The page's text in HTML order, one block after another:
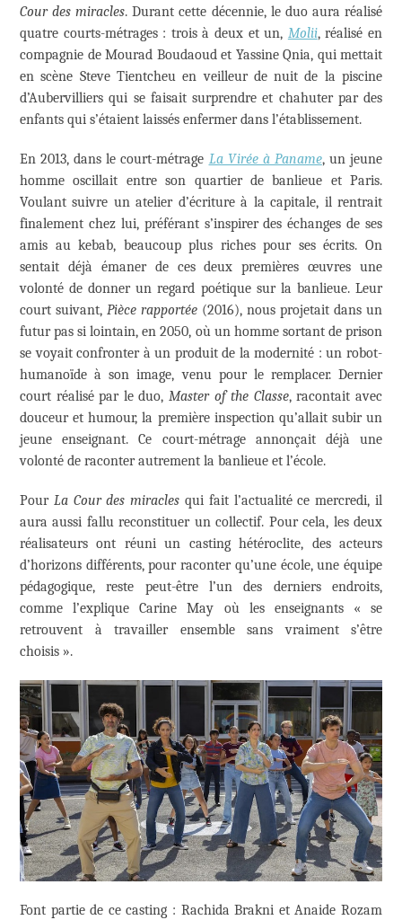
Cour des miracles. Durant cette décennie, le duo aura réalisé
quatre courts-métrages : trois à deux et un, Molii, réalisé en
compagnie de Mourad Boudaoud et Yassine Qnia, qui mettait
en scène Steve Tientcheu en veilleur de nuit de la piscine
d’Aubervilliers qui se faisait surprendre et chahuter par des
enfants qui s’étaient laissés enfermer dans l’établissement.
En 2013, dans le court-métrage La Virée à Paname, un jeune
homme oscillait entre son quartier de banlieue et Paris.
Voulant suivre un atelier d’écriture à la capitale, il rentrait
finalement chez lui, préférant s’inspirer des échanges de ses
amis au kebab, beaucoup plus riches pour ses écrits. On
sentait déjà émaner de ces deux premières œuvres une
volonté de donner un regard poétique sur la banlieue. Leur
court suivant, Pièce rapportée (2016), nous projetait dans un
futur pas si lointain, en 2050, où un homme sortant de prison
se voyait confronter à un produit de la modernité : un robot-
humanoïde à son image, venu pour le remplacer. Dernier
court réalisé par le duo, Master of the Classe, racontait avec
douceur et humour, la première inspection qu’allait subir un
jeune enseignant. Ce court-métrage annonçait déjà une
volonté de raconter autrement la banlieue et l’école.
Pour La Cour des miracles qui fait l’actualité ce mercredi, il
aura aussi fallu reconstituer un collectif. Pour cela, les deux
réalisateurs ont réuni un casting hétéroclite, des acteurs
d’horizons différents, pour raconter qu’une école, une équipe
pédagogique, reste peut-être l’un des derniers endroits,
comme l’explique Carine May où les enseignants « se
retrouvent à travailler ensemble sans vraiment s’être
choisis ».
Font partie de ce casting : Rachida Brakni et Anaide Rozam